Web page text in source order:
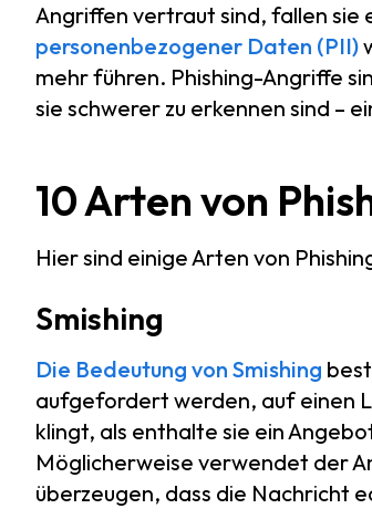
Angriffen vertraut sind, fallen sie
personenbezogener Daten (PII)
mehr führen. Phishing-Angriffe
sie schwerer zu erkennen sind –
10 Arten von
Hier sind einige Arten von
Smishing
Die Bedeutung von Smishing
aufgefordert werden, auf einen
klingt, als enthalte sie ein
Möglicherweise verwendet der
überzeugen, dass die Nachricht